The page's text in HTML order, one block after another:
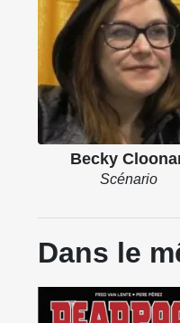
Becky
Scénario
Dans le